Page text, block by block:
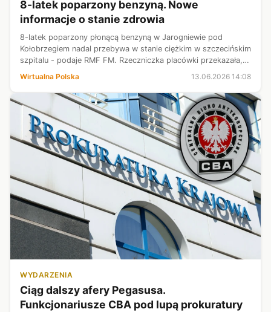
8-latek poparzony benzyną. Nowe
informacje o stanie zdrowia
8-latek poparzony płonącą benzyną w Jarogniewie pod
Kołobrzegiem nadal przebywa w stanie ciężkim w szczecińskim
szpitalu - podaje RMF FM. Rzeczniczka placówki przekazała,
Wirtualna Polska 13.06.2026 14:08
WYDARZENIA
Ciąg dalszy afery Pegasusa.
Funkcjonariusze CBA pod lupą prokuratury